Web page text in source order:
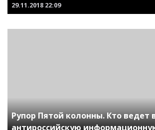
29.11.2018 22:09
Рупор Пятой колонны. Кто ведет
антироссийскую